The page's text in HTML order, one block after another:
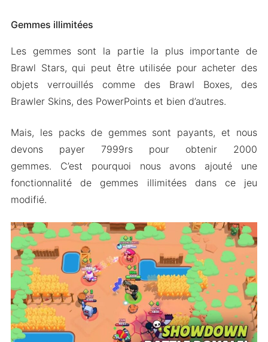
Gemmes illimitées
Les gemmes sont la partie la plus importante de
Brawl Stars, qui peut être utilisée pour acheter des
objets verrouillés comme des Brawl Boxes, des
Brawler Skins, des PowerPoints et bien d’autres.
Mais, les packs de gemmes sont payants, et nous
devons payer 7999rs pour obtenir 2000
gemmes. C’est pourquoi nous avons ajouté une
fonctionnalité de gemmes illimitées dans ce jeu
modifié.